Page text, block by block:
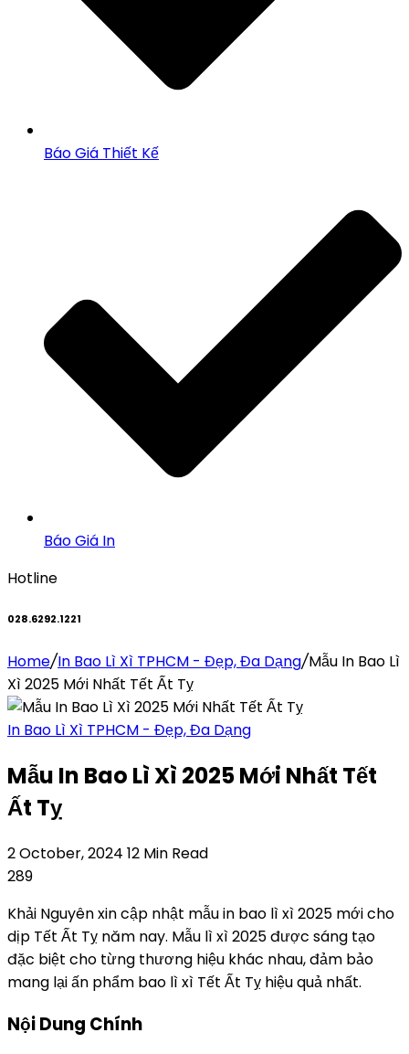
Báo Giá Thiết Kế
Báo Giá In
Hotline
028.6292.1221
Home/In Bao Lì Xì TPHCM - Đẹp, Đa Dạng/Mẫu In Bao Lì
Xì 2025 Mới Nhất Tết Ất Tỵ
In Bao Lì Xì TPHCM - Đẹp, Đa Dạng
Mẫu In Bao Lì Xì 2025 Mới Nhất Tết
Ất Tỵ
2 October, 2024 12 Min Read
289
Khải Nguyên xin cập nhật mẫu in bao lì xì 2025 mới cho
dịp Tết Ất Tỵ năm nay. Mẫu lì xì 2025 được sáng tạo
đặc biệt cho từng thương hiệu khác nhau, đảm bảo
mang lại ấn phẩm bao lì xì Tết Ất Tỵ hiệu quả nhất.
Nội Dung Chính